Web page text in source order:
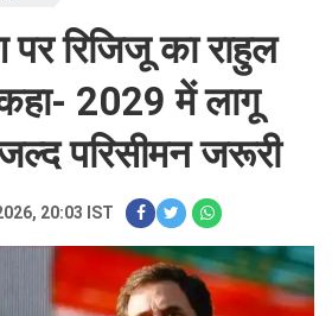
पर रिजिजू का राहुल
2029 में लागू
परिसीमन जरूरी
20:03 IST